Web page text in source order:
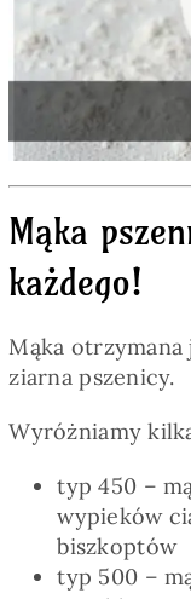
Mąka
każdego!
Mąka otrzymana
ziarna pszenicy.
Wyróżniamy
typ 450 –
wypieków
biszkoptów
typ 500 –